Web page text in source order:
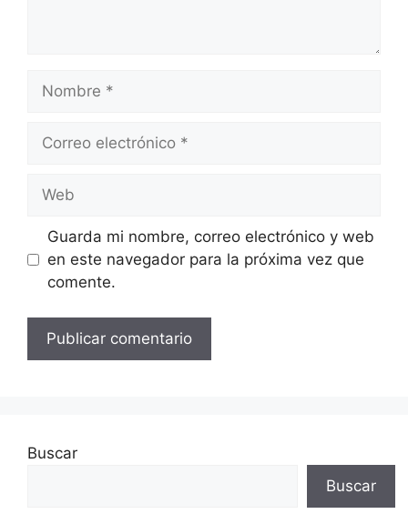
Nombre
Correo
Web
Guarda mi nombre, correo electrónico y web
en este navegador para la próxima vez que
comente.
Buscar
Buscar